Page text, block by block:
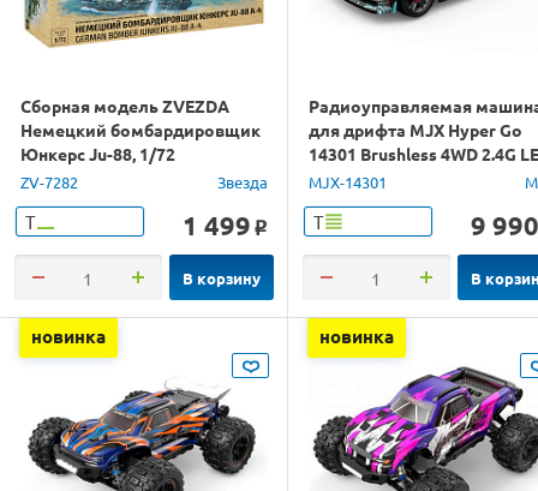
Сборная модель ZVEZDA
Немецкий бомбардировщик
Юнкерс Ju-88, 1/72
ZV-7282 Звезда
Т 1 499 o
В корзину
Радиоуправляемая
для дрифта MJX Hyper Go
14301 Brushless 4WD 2.4G
1/14 RTR
MJX-14301
Т 9 990
В
новинка новинка